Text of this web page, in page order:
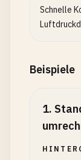
Schnelle
Beispiele
1.